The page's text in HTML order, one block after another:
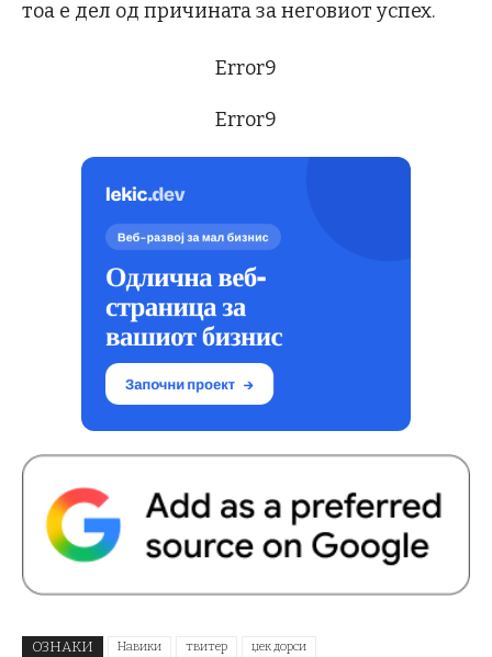
тоа е дел од причината за неговиот успех.
Error9
Error9
ОЗНАКИ Навики твитер џек дорси